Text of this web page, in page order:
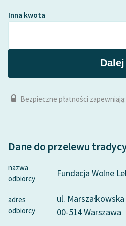
Inna kwota
Dalej
Bezpieczne płatności zapewniają:
Dane do przelewu
nazwa
odbiorcy
Fundacja Wolne
adres
odbiorcy
ul.
00-514 Warszawa